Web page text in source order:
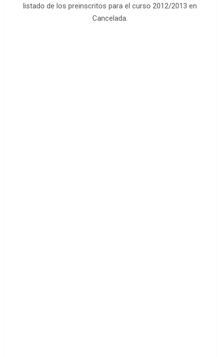
listado de los preinscritos para el curso 2012/2013 en
Cancelada.